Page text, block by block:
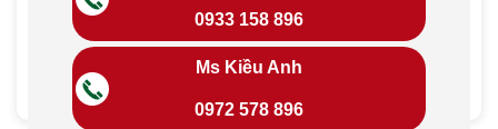
0933 158 896
Ms Kiều Anh
0972 578 896